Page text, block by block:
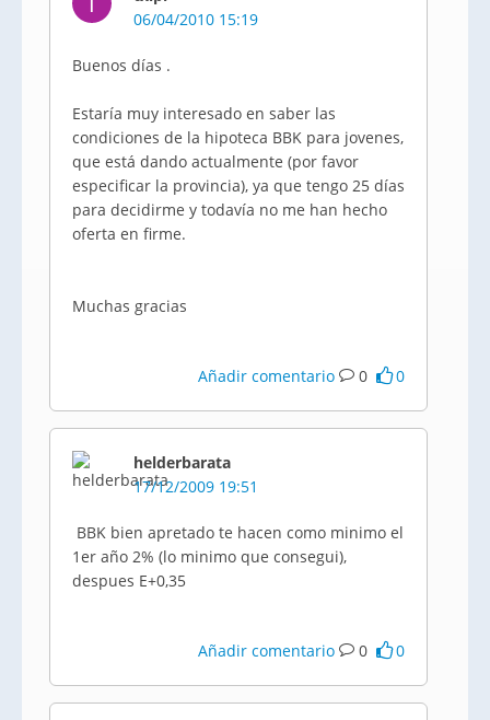
06/04/2010 15:19
Buenos días .
Estaría muy interesado en saber las
condiciones de la hipoteca BBK para jovenes,
que está dando actualmente (por favor
especificar la provincia), ya que tengo 25 días
para decidirme y todavía no me han hecho
oferta en firme.
Muchas gracias
Añadir comentario 0 0
helderbarata
17/12/2009 19:51
BBK bien apretado te hacen como minimo el
1er año 2% (lo minimo que consegui),
despues E+0,35
Añadir comentario 0 0